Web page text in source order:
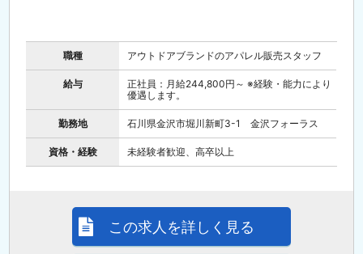
職種 アウトドアブランドのアパレル販売スタッフ
給与
正社員：月給244,800円～ ※経験・能力により
優遇します。
勤務地 石川県金沢市堀川新町3-1 金沢フォーラス
資格・経験 未経験者歓迎、高卒以上
この求人を詳しく見る